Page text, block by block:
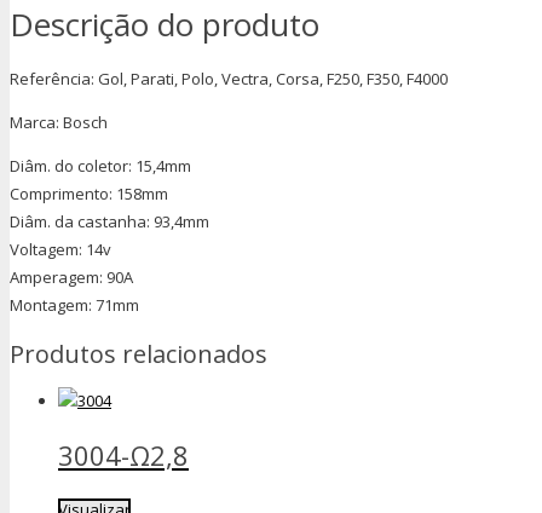
Descrição do produto
Referência: Gol, Parati, Polo, Vectra, Corsa, F250, F350, F4000
Marca: Bosch
Diâm. do coletor: 15,4mm
Comprimento: 158mm
Diâm. da castanha: 93,4mm
Voltagem: 14v
Amperagem: 90A
Montagem: 71mm
Produtos relacionados
3004-Ω2,8